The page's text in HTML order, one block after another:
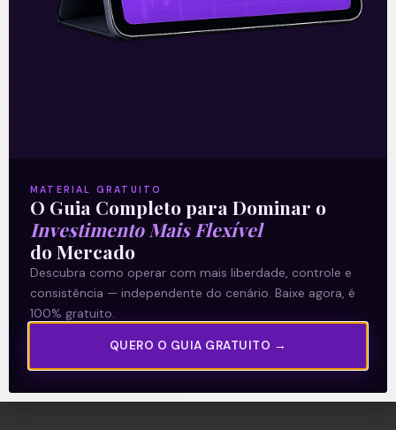
Termos e Condições
Política de Privacidade
Explore
Artigos
E Eu Com Isso?
Vídeos no Youtube
Manuais de Investimento
MATERIAL GRATUITO
O Guia Completo para Dominar o
Investimento Mais Flexível
do Mercado
Descubra como operar com mais liberdade, controle e
consistência — independente do cenário. Baixe agora, é
100% gratuito.
QUERO O GUIA GRATUITO →